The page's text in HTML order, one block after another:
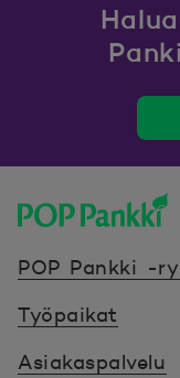
POP Pankki -
Työpaikat
Asiakaspalvelu